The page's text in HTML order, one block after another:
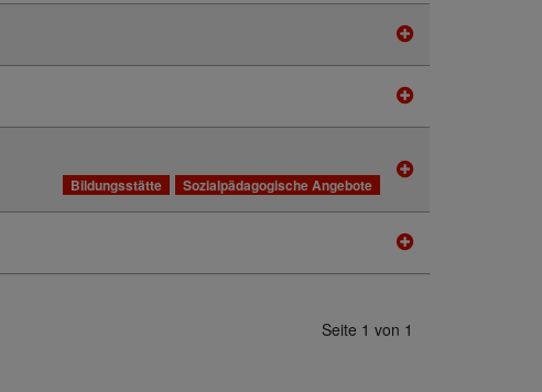
Bildungsstätte Sozialpädagogische Angebote
Seite 1 von 1